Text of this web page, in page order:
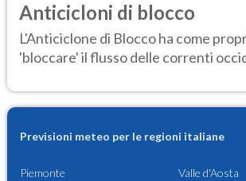
Anticicloni di blocco
L'Anticiclone di Blocco ha come
'bloccare' il flusso delle correnti
Previsioni meteo per le regioni italiane
Piemonte Valle d'Aosta